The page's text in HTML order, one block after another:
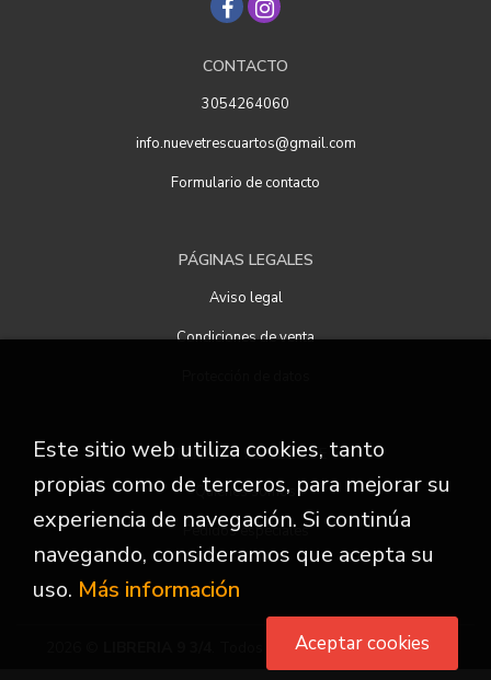
CONTACTO
3054264060
info.nuevetrescuartos@gmail.com
Formulario de contacto
PÁGINAS LEGALES
Aviso legal
Condiciones de venta
ATENCIÓN AL CLIENTE
Quiénes somos
Pedidos especiales
. Todos los Derechos Reservados
Este sitio web utiliza cookies, tanto
propias como de terceros, para mejorar su
experiencia de navegación. Si continúa
navegando, consideramos que acepta su
uso. Más información
Aceptar cookies